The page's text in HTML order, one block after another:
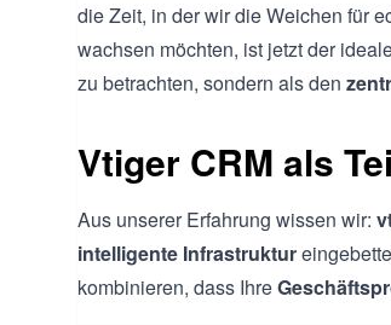
die Zeit, in der wir die Weichen für
wachsen möchten, ist jetzt der
zu betrachten, sondern als den
Vtiger CRM als
Aus unserer Erfahrung wissen wir:
intelligente Infrastruktur
kombinieren, dass Ihre